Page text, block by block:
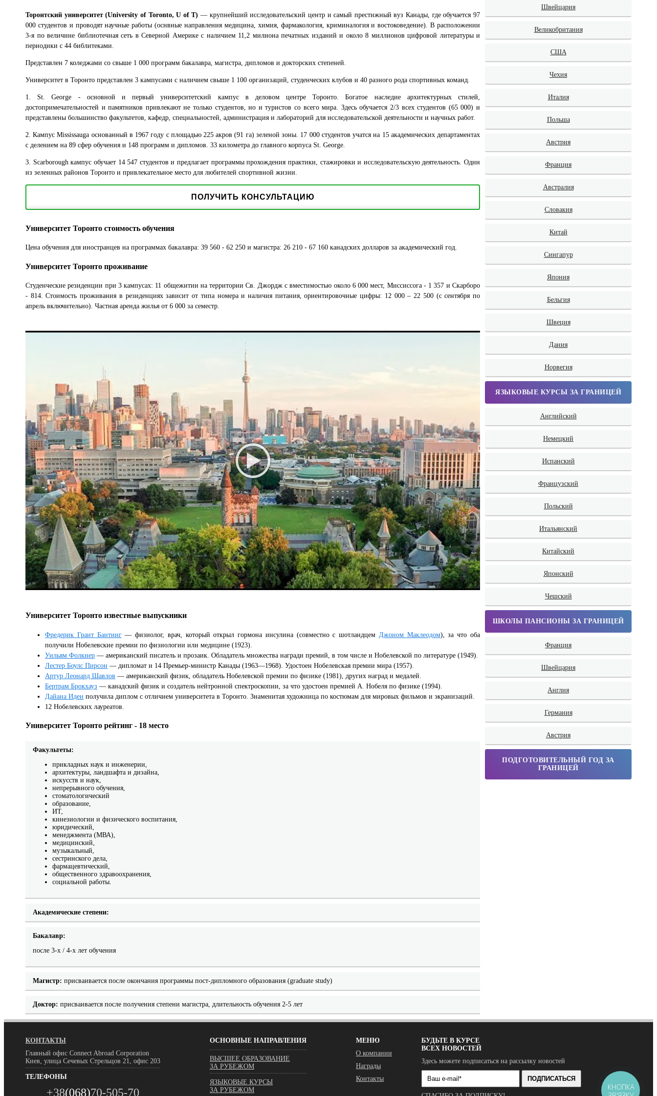
Торонтский университет (University of Toronto, U of T) — крупнейший исследовательский центр и самый престижный вуз Канады, где обучается 97
000 студентов и проводят научные работы (оснвные направления медицина, химия, фармакология, криминалогия и востоковедение). В расположении
3-я по величине библиотечная сеть в Северной Америке с наличием 11,2 милиона печатных изданий и около 8 миллионов цифровой литературы и
периодики с 44 библитеками.
Представлен 7 коледжами со свыше 1 000 программ бакалавра, магистра, дипломов и докторских степеней.
Университет в Торонто представлен 3 кампусами с наличием свыше 1 100 организаций, студенческих клубов и 40 разного рода спортивных команд.
1. St. George - основной и первый университетский кампус в деловом центре Торонто. Богатое наследие архитектурных стилей,
достопримечательностей и памятников привлекают не только студентов, но и туристов со всего мира. Здесь обучается 2/3 всех студентов (65 000) и
представлены большинство факультетов, кафедр, специальностей, администрация и лабораторий для исследовательской деятельности и научных работ.
2. Кампус Mississauga основанный в 1967 году с площадью 225 акров (91 га) зеленой зоны. 17 000 студентов учатся на 15 академических департаментах
с делением на 89 сфер обучения и 148 программ и дипломов. 33 километра до главного корпуса St. George.
3. Scarborough кампус обучает 14 547 студентов и предлагает программы прохождения практики, стажировки и исследовательскую деятельность. Один
из зеленных районов Торонто и привлекательное место для любителей спортивной жизни.
ПОЛУЧИТЬ КОНСУЛЬТАЦИЮ
Университет Торонто стоимость обучения
Цена обучения для иностранцев на программах бакалавра: 39 560 - 62 250 и магистра: 26 210 - 67 160 канадских долларов за академический год.
Университет Торонто проживание
Студенческие резиденции при 3 кампусах: 11 общежитии на территории Св. Джордж с вместимостью около 6 000 мест, Миссиссога - 1 357 и Скарборо
- 814. Стоимость проживания в резиденциях зависит от типа номера и наличия питания, ориентировочные цифры: 12 000 – 22 500 (с сентября по
апрель включительно). Частная аренда жилья от 6 000 за семестр.
Университет Торонто известные выпускники
Фредерик Грант Бантинг— физиолог, врач, который открыл гормона инсулина (совместно с шотландцем Джоном Маклеодом), за что оба
получили Нобелевские премии по физиологии или медицине (1923).
Уильям Фолкнер — американский писатель и прозаик. Обладатель множества награди премий, в том числе и Нобелевской по литературе (1949).
Лестер Боулс Пирсон — дипломат и 14 Премьер-министр Канады (1963—1968). Удостоен Нобелевская премии мира (1957).
Артур Леонард Шавлов — американский физик, обладатель Нобелевской премии по физике (1981), других наград и медалей.
Бертрам Брокхауз — канадский физик и создатель нейтронной спектроскопии, за что удостоен премией А. Нобеля по физике (1994).
Дайана Иден получила диплом с отличием университета в Торонто. Знаменитая художница по костюмам для мировых фильмов и экранизаций.
12 Нобелевских лауреатов.
Университет Торонто рейтинг - 18 место
Факультеты:
прикладных наук и инженерии,
архитектуры, ландшафта и дизайна,
искусств и наук,
непрерывного обучения,
стоматологический
образование,
ИТ,
кинезиологии и физического воспитания,
юридический,
менеджмента (МВА),
медицинский,
музыкальный,
сестринского дела,
фармацевтический,
общественного здравоохранения,
социальной работы.
Академические степени:
Бакалавр:
после 3-х / 4-х лет обучения
Магистр: присваивается после окончания программы пост-дипломного образования (graduate study)
Доктор: присваивается после получения степени магистра, длительность обучения 2-5 лет
Швейцария
Великобритания
США
Чехия
Италия
Польша
Австрия
Франция
Австралия
Словакия
Китай
Сингапур
Япония
Бельгия
Швеция
Дания
Норвегия
ЯЗЫКОВЫЕ КУРСЫ ЗА ГРАНИЦЕЙ
Английский
Немецкий
Испанский
Французский
Польский
Итальянский
Китайский
Японский
Чешский
ШКОЛЫ ПАНСИОНЫ ЗА ГРАНИЦЕЙ
Франция
Швейцария
Англия
Германия
Австрия
ПОДГОТОВИТЕЛЬНЫЙ ГОД ЗА
ГРАНИЦЕЙ
КОНТАКТЫ
Главный офис Connect Abroad Corporation
Киев, улица Сечевых Стрельцов 21, офис 203
ТЕЛЕФОНЫ
+38(068)70-505-70
ОСНОВНЫЕ НАПРАВЛЕНИЯ
ВЫСШЕЕ ОБРАЗОВАНИЕ
ЗА РУБЕЖОМ
ЯЗЫКОВЫЕ КУРСЫ
ЗА РУБЕЖОМ
МЕНЮ
О компании
Награды
Контакты
БУДЬТЕ В КУРСЕ
ВСЕХ НОВОСТЕЙ
Здесь можете подписаться на рассылку новостей
ПОДПИСАТЬСЯ
КНОПКА